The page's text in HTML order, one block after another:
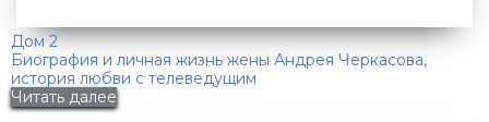
Дом 2
Биография и личная жизнь жены Андрея Черкасова,
история любви с телеведущим
Читать далее